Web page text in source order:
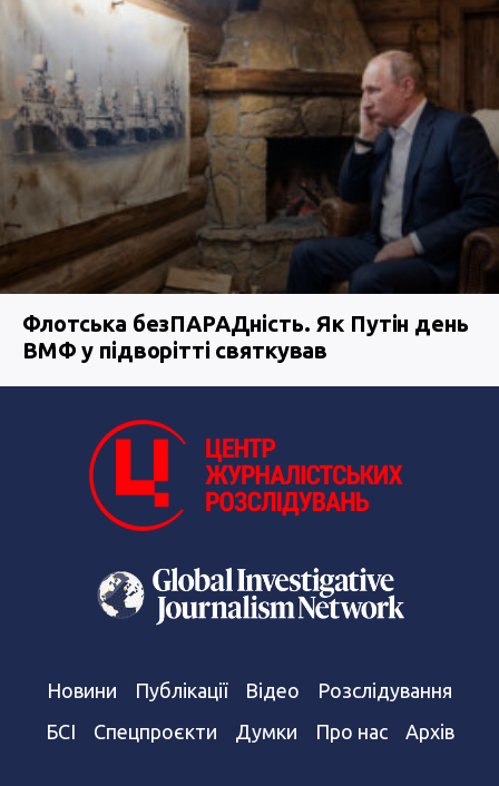
Флотська безПАРАДність. Як Путін день
ВМФ у підворітті святкував
Новини Публікації Відео
Розслідування
БСІ
Спецпроєкти Думки Про нас Архів